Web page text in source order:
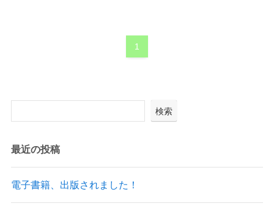
1
検索
最近の投稿
電子書籍、出版されました！